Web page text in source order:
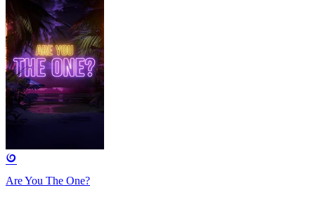
Are You The One?